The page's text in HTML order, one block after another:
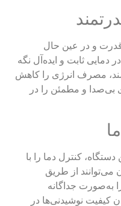
و در عین حال
ثابت و ایده‌آل نگه
مصرف انرژی را کاهش
بی‌صدا و مطمئن را در
کنترل دما را با
می‌توانند از طریق
به‌صورت جداگانه
کیفیت نوشیدنی‌ها در